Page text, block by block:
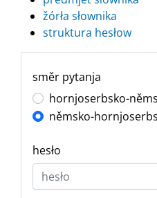
žórła słownika
struktura hesłow
směr pytanja
hornjoserbsko-
němsko-
hesło